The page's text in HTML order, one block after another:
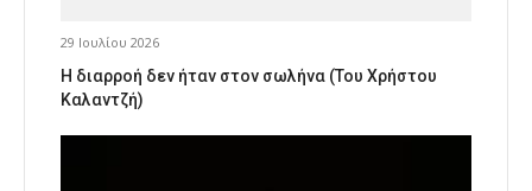
29 Ιουλίου 2026
Η διαρροή δεν ήταν στον σωλήνα (Του Χρήστου
Καλαντζή)